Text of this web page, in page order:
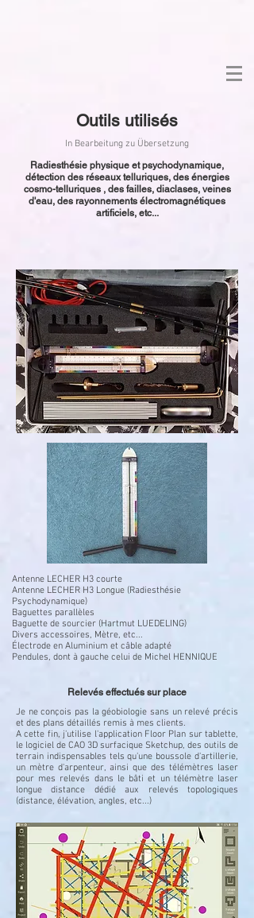
Outils utilisés
In Bearbeitung zu Übersetzung
Radiesthésie physique et psychodynamique,
détection des réseaux telluriques, des énergies
cosmo-telluriques , des failles, diaclases, veines
d'eau, des rayonnements électromagnétiques
artificiels, etc...
Antenne LECHER H3 courte
Antenne LECHER H3 Longue (Radiesthésie
Psychodynamique)
Baguettes parallèles
Baguette de sourcier (Hartmut LUEDELING)
Divers accessoires, Mètre, etc...
Électrode en Aluminium et câble adapté
Pendules, dont à gauche celui de Michel HENNIQUE
Relevés effectués sur place
Je ne conçois pas la géobiologie sans un relevé précis
et des plans détaillés remis à mes clients.
A cette fin, j'utilise l'application Floor Plan sur tablette,
le logiciel de CAO 3D surfacique Sketchup, des outils de
terrain indispensables tels qu'une boussole d'artillerie,
un mètre d'arpenteur, ainsi que des télémètres laser
pour mes relevés dans le bâti et un télémètre laser
longue distance dédié aux relevés topologiques
(distance, élévation, angles, etc...)